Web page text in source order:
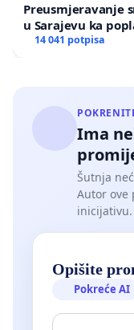
Preusmjeravanje
u Sarajevu ka
14 041 potpisa
Ima
Šutnja
Autor ove
Opišite
Pokreće AI